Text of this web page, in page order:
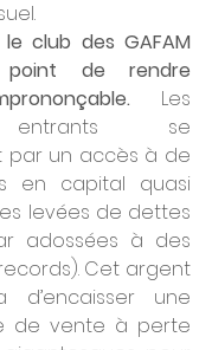
club des GAFAM
point de rendre
Les
entrants se
par un accès à de
en capital quasi
levées de dettes
adossées à des
Cet argent
d’encaisser une
de vente à perte